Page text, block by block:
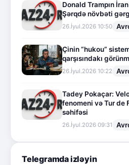
Donald Trampın
Şərqdə növbəti
26.İyul.2026 10:50
Çinin “hukou”
qarşısındakı
26.İyul.2026 10:22
Tadey Pokaçar:
fenomeni və Tur de
səhifəsi
26.İyul.2026 09:31
Telegramda izləyin